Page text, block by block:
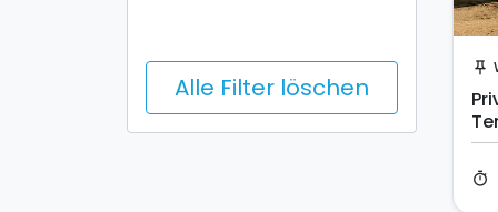
Alle Filter löschen
push_pin
timer